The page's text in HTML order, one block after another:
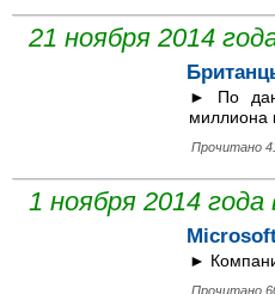
21 ноября 2014
► По
миллиона
Прочитано
1 ноября 2014 года
►
Прочитано